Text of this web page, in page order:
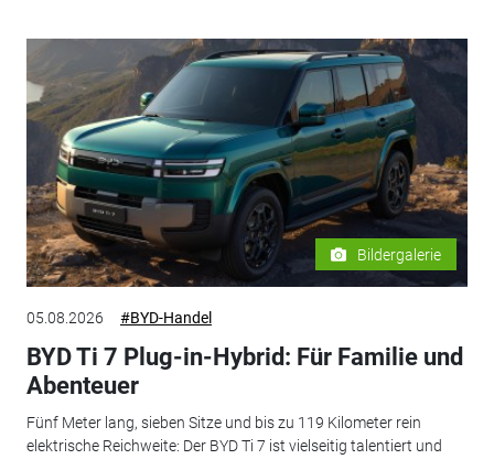
Bildergalerie
05.08.2026 #BYD-Handel
BYD Ti 7 Plug-in-Hybrid: Für Familie und
Abenteuer
Fünf Meter lang, sieben Sitze und bis zu 119 Kilometer rein
elektrische Reichweite: Der BYD Ti 7 ist vielseitig talentiert und